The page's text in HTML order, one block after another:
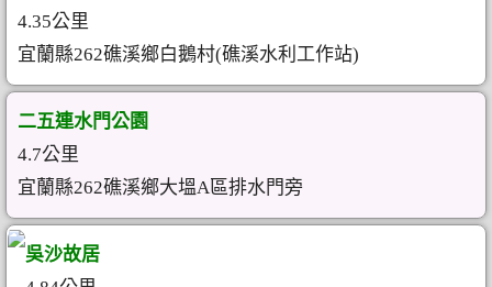
4.35公里
宜蘭縣262礁溪鄉白鵝村(礁溪水利工作站)
二五連水門公園
4.7公里
宜蘭縣262礁溪鄉大塭A區排水門旁
吳沙故居